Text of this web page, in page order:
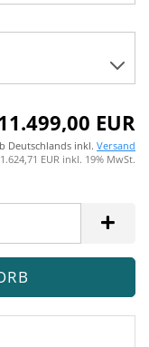
EUR
Deutschlands inkl. Versand
EUR inkl. 19% MwSt.